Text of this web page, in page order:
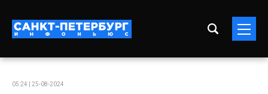
05:24 | 25-08-2024